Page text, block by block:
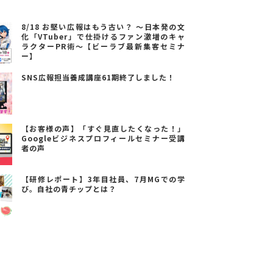
8/18 お堅い広報はもう古い？ ～日本発の文
化「VTuber」で仕掛けるファン激増のキャ
ラクターPR術～【ビーラブ最新集客セミナ
ー】
SNS広報担当養成講座61期終了しました！
【お客様の声】「すぐ見直したくなった！」
Googleビジネスプロフィールセミナー受講
者の声
【研修レポート】3年目社員、7月MGでの学
び。自社の青チップとは？